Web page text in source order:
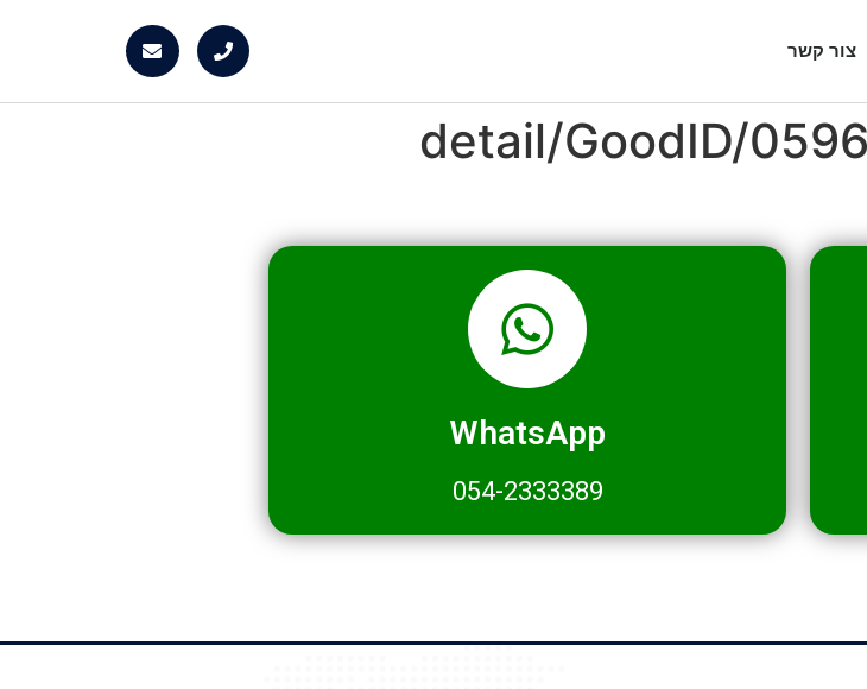
צור קשר
detail/GoodID/
WhatsApp
054-2333389